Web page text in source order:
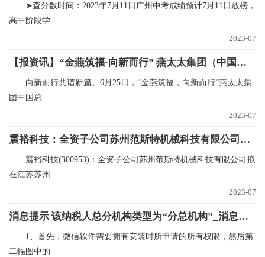
➤查分数时间：2023年7月11日广州中考成绩预计7月11日放榜，
高中阶段学
2023-07
【报资讯】“金燕筑福·向新而行” 燕太太集团（中国）总部大楼落成庆典 圆满举办
向新而行共谱新篇。6月25日，“金燕筑福，向新而行”燕太太集
团中国总
2023-07
震裕科技：全资子公司苏州范斯特机械科技有限公司拟在江苏苏州投资建设范斯特新能源智能制造总部项目
震裕科技(300953)：全资子公司苏州范斯特机械科技有限公司拟
在江苏苏州
2023-07
消息提示 该纳税人总分机构类型为“分总机构”_消息提示_滚动
1、首先，微信软件需要拥有安装时所申请的所有权限，然后第
二幅图中的